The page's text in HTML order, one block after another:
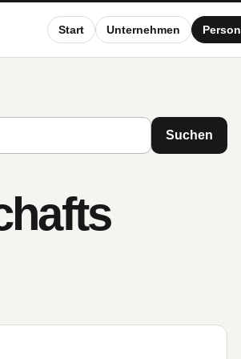
Start Unternehmen
Suchen